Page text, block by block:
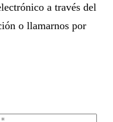
a través del
o llamarnos por